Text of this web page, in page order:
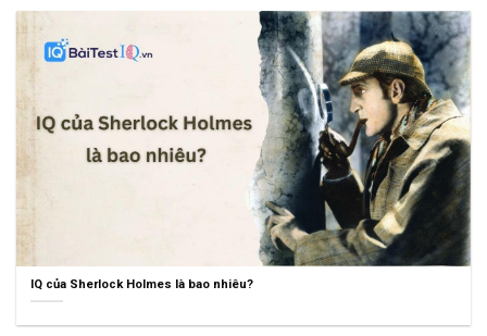
IQ của Sherlock Holmes là bao nhiêu?